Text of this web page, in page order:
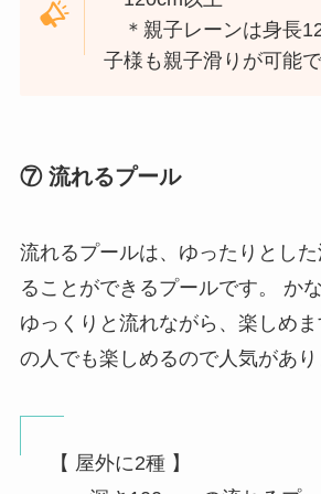
＊親子レーンは身長
子様も親子滑りが可能
⑦ 流れるプール
流れるプールは、ゆったりとし
ることができるプールです。 か
ゆっくりと流れながら、楽しめ
の人でも楽しめるので人気があり
【 屋外に2種 】